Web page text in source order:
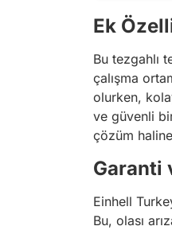
Ek
Bu tezgahlı
çalışma
olurken,
ve güvenli
çözüm
Garanti
Einhell
Bu, olası